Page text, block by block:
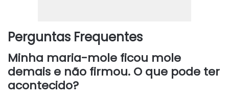
Perguntas Frequentes
Minha maria-mole ficou mole
demais e não firmou. O que pode ter
acontecido?